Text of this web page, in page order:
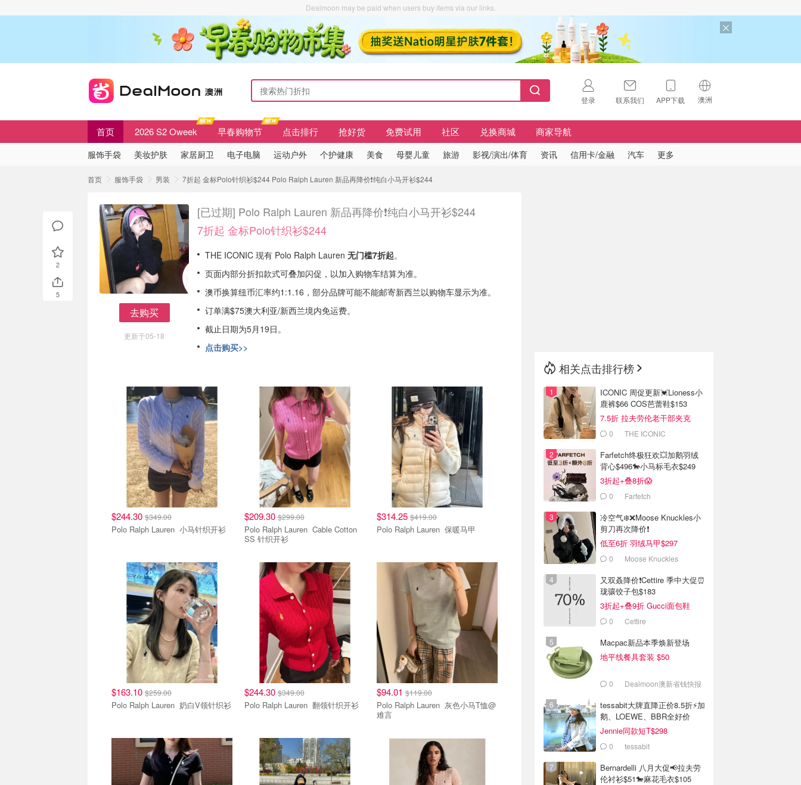
Dealmoon may be paid when users buy items via our links.
登录 联系我们 APP下载 澳洲
🇺🇸
🇨🇳中国
首页 2026 S2 Oweek 早春购物节 点击排行 抢好货 免费试用 社区 兑换商城 商家导航
服饰手袋 美妆护肤 家居厨卫 电子电脑 运动户外 个护健康 美食 母婴儿童 旅游 影视/演出/体育 资讯 信用卡/金融 汽车 更多
首页 服饰手袋 男装 7折起 金标Polo针织衫$244 Polo Ralph Lauren 新品再降价❗️纯白小马开衫$244
去购买
更新于05-18
[已过期] Polo Ralph Lauren 新品再降价❗️纯白小马开衫$244
7折起 金标Polo针织衫$244
THE ICONIC 现有 Polo Ralph Lauren 无门槛7折起。
页面内部分折扣款式可叠加闪促，以加入购物车结算为准。
澳币换算纽币汇率约1:1.16，部分品牌可能不能邮寄新西兰以购物车显示为准。
订单满$75澳大利亚/新西兰境内免运费。
截止日期为5月19日。
点击购买>>
$244.30 $349.00
Polo Ralph Lauren 小马针织开衫
$209.30$299.00
Polo Ralph Lauren Cable Cotton
SS 针织开衫
$314.25 $419.00
Polo Ralph Lauren 保暖马甲
$163.10 $259.00
Polo Ralph Lauren 奶白V领针织衫
$244.30$349.00
Polo Ralph Lauren 翻领针织开衫
$94.01 $119.00
Polo Ralph Lauren 灰色小马T恤@
难言
2
5
相关点击排行榜
ICONIC 周促更新💓Lioness小
鹿裤$66 COS芭蕾鞋$153
7.5折 拉夫劳伦老干部夹克
$4190 THE ICONIC
Farfetch终极狂欢💥加鹅羽绒
背心$496🐎小马标毛衣$249
3折起+叠8折😱
0 Farfetch
冷空气❄️❌️Moose Knuckles小
剪刀再次降价❗️
低至6折 羽绒马甲$297
0 Moose Knuckles
又双叒降价❗️Cettire 季中大促⏰
珑骧饺子包$183
3折起+叠9折 Gucci面包鞋
$9910 Cettire
Macpac新品本季焕新登场
地平线餐具套装 $50
0 Dealmoon澳新省钱快报
tessabit大牌直降正价8.5折⚡加
鹅、LOEWE、BBR全好价
Jennie同款短T$298
0 tessabit
Bernardelli 八月大促📢拉夫劳
伦衬衫$51🐎麻花毛衣$105